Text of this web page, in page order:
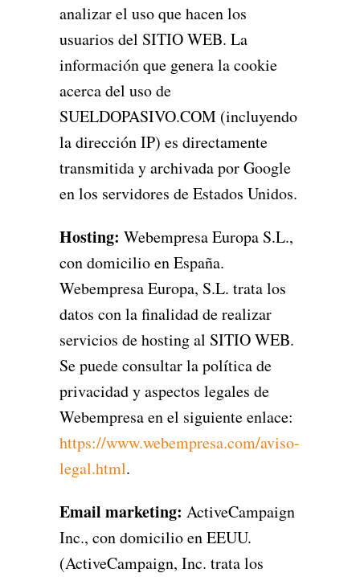
analizar el uso que hacen los
usuarios del SITIO WEB. La
información que genera la cookie
acerca del uso de
SUELDOPASIVO.COM (incluyendo
la dirección IP) es directamente
transmitida y archivada por Google
en los servidores de Estados Unidos.
Hosting: Webempresa Europa S.L.,
con domicilio en España.
Webempresa Europa, S.L. trata los
datos con la finalidad de realizar
servicios de hosting al SITIO WEB.
Se puede consultar la política de
privacidad y aspectos legales de
Webempresa en el siguiente enlace:
https://www.webempresa.com/aviso-
legal.html.
Email marketing: ActiveCampaign
Inc., con domicilio en EEUU.
(ActiveCampaign, Inc. trata los